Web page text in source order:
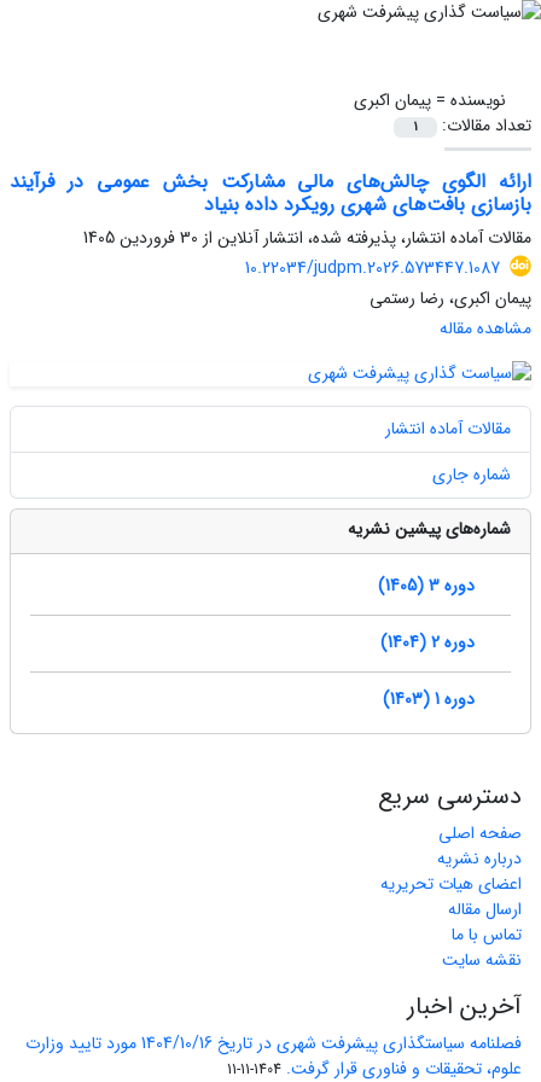
نویسنده =پیمان اکبری
تعداد مقالات:
1
ارائه الگوی چالش‌های مالی مشارکت بخش عمومی در فرآیند
بازسازی بافت‌های شهری رویکرد داده بنیاد
مقالات آماده انتشار، پذیرفته شده، انتشار آنلاین از 30 فروردین 1405
10.22034/judpm.2026.573447.1087
پیمان اکبری، رضا رستمی
مشاهده مقاله
مقالات آماده انتشار
شماره جاری
شماره‌های پیشین نشریه
دوره 3 (1405)
دوره 2 (1404)
دوره 1 (1403)
دسترسی سریع
صفحه اصلی
درباره نشریه
اعضای هیات تحریریه
ارسال مقاله
تماس با ما
نقشه سایت
آخرین اخبار
فصلنامه سیاستگذاری پیشرفت شهری در تاریخ 1404/10/16 مورد تایید وزارت
علوم، تحقیقات و فناوری قرار گرفت. 1404-11-11